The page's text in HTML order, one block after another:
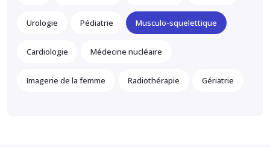
Urologie Pédiatrie Musculo-squelettique
Cardiologie Médecine nucléaire
Imagerie de la femme Radiothérapie Gériatrie